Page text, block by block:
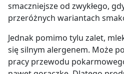
smaczniejsze od zwykłego,
przeróżnych wariantach
Jednak pomimo tylu zalet,
się silnym alergenem. Może
pracy przewodu